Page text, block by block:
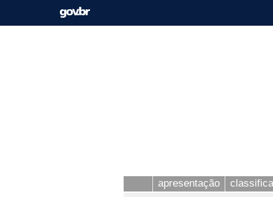
apresentação